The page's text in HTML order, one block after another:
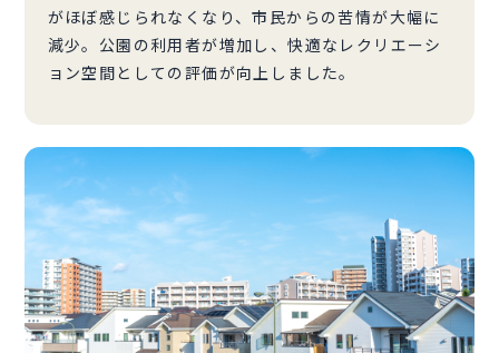
がほぼ感じられなくなり、市民からの苦情が大幅に
減少。公園の利用者が増加し、快適なレクリエーシ
ョン空間としての評価が向上しました。